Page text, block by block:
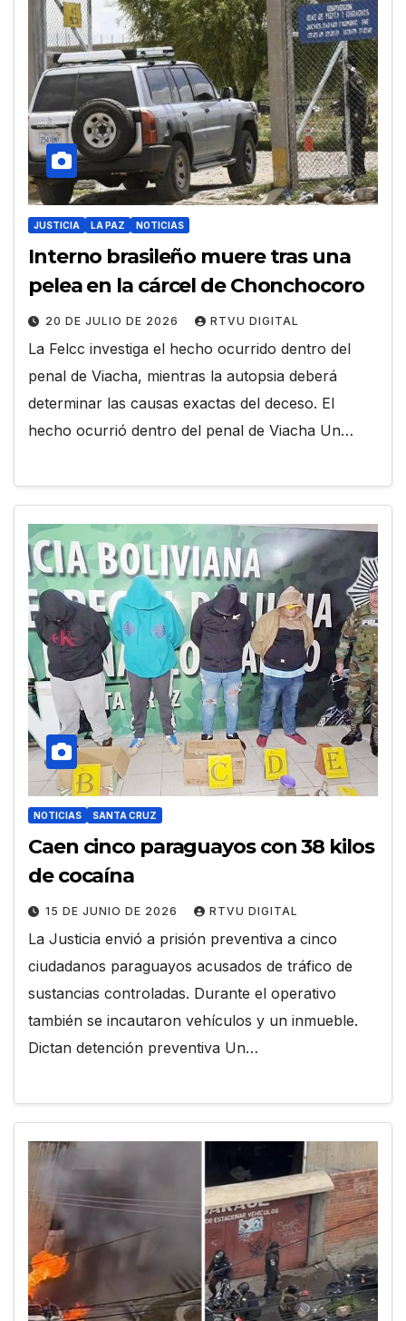
JUSTICIA LA PAZ NOTICIAS
Interno brasileño muere tras una
pelea en la cárcel de Chonchocoro
20 DE JULIO DE 2026 RTVU DIGITAL
La Felcc investiga el hecho ocurrido dentro del
penal de Viacha, mientras la autopsia deberá
determinar las causas exactas del deceso. El
hecho ocurrió dentro del penal de Viacha Un…
NOTICIAS SANTA CRUZ
Caen cinco paraguayos con 38 kilos
de cocaína
15 DE JUNIO DE 2026 RTVU DIGITAL
La Justicia envió a prisión preventiva a cinco
ciudadanos paraguayos acusados de tráfico de
sustancias controladas. Durante el operativo
también se incautaron vehículos y un inmueble.
Dictan detención preventiva Un…